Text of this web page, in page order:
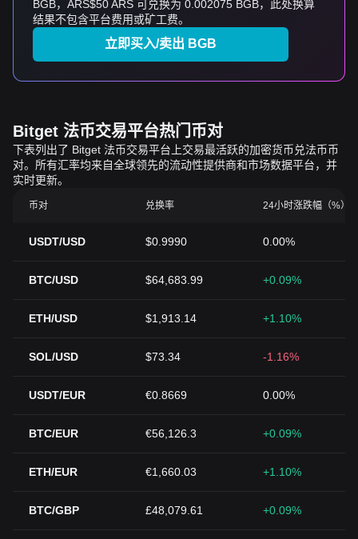
BGB，ARS$50 ARS 可兑换为 0.002075 BGB，此处换算
结果不包含平台费用或矿工费。
立即买入/卖出 BGB
Bitget 法币交易平台热门币对
下表列出了 Bitget 法币交易平台上交易最活跃的加密货币兑法币币
对。所有汇率均来自全球领先的流动性提供商和市场数据平台，并
实时更新。
币对 兑换率 24小时涨跌幅（%）
USDT/USD $0.9990 0.00%
BTC/USD $64,683.99 +0.09%
ETH/USD $1,913.14 +1.10%
SOL/USD $73.34 -1.16%
USDT/EUR €0.8669 0.00%
BTC/EUR €56,126.3 +0.09%
ETH/EUR €1,660.03 +1.10%
BTC/GBP £48,079.61 +0.09%